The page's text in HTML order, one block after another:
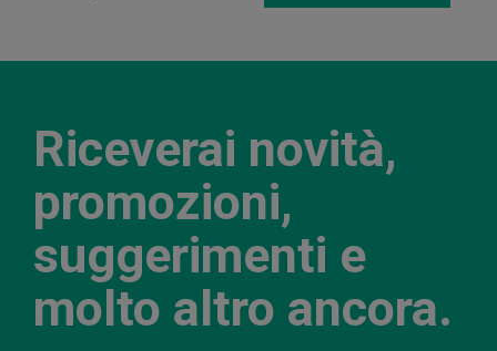
Riceverai novità,
promozioni,
suggerimenti e
molto altro ancora.